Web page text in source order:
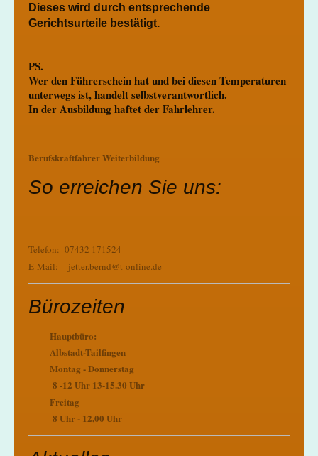
Dieses wird durch entsprechende
Gerichtsurteile bestätigt.
PS.
Wer den Führerschein hat und bei diesen Temperaturen
unterwegs ist, handelt selbstverantwortlich.
In der Ausbildung haftet der Fahrlehrer.
Berufskraftfahrer Weiterbildung
So erreichen Sie uns:
Telefon: 07432 171524
E-Mail: jetter.bernd@t-online.de
Bürozeiten
Hauptbüro:
Albstadt-Tailfingen
Montag - Donnerstag
8 -12 Uhr 13-15.30 Uhr
Freitag
8 Uhr - 12,00 Uhr